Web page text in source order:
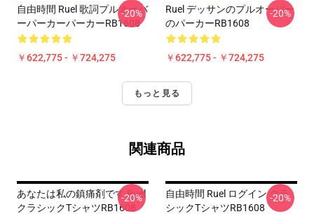
自由時間 Ruel 歌詞プルオーバ
ーパーカーパーカーRB1608
￥622,775 - ￥724,275
-20%
Ruel デッサンのプルオーバー
のパーカーRB1608
￥622,775 - ￥724,275
-20%
もっと見る
関連商品
あなたは私の鎮痛剤です Ruel
クラシックTシャツRB1608
-20%
自由時間 Ruel ログイン クラ
シックTシャツRB1608
-20%